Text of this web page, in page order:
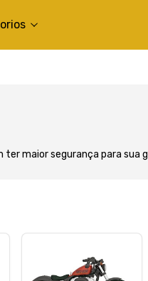
maior segurança para sua